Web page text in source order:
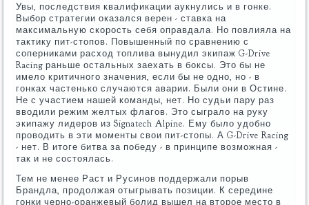
Увы, последствия квалификации аукнулись и в гонке.
Выбор стратегии оказался верен - ставка на
максимальную скорость себя оправдала. Но повлияла на
тактику пит-стопов. Повышенный по сравнению с
соперниками расход топлива вынудил экипаж G-Drive
Racing раньше остальных заехать в боксы. Это бы не
имело критичного значения, если бы не одно, но - в
гонках частенько случаются аварии. Были они в Остине.
Не с участием нашей команды, нет. Но судьи пару раз
вводили режим желтых флагов. Это сыграло на руку
экипажу лидеров из Signatech Alpine. Ему было удобно
проводить в эти моменты свои пит-стопы. А G-Drive Racing
- нет. В итоге битва за победу - в принципе возможная -
так и не состоялась.
Тем не менее Раст и Русинов поддержали порыв
Брандла, продолжая отыгрывать позиции. К середине
гонки черно-оранжевый болид вышел на второе место в